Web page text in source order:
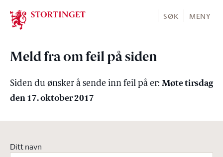
Stortinget.no
SØK MENY
Meld fra om feil på siden
Siden du ønsker å sende inn feil på er: Møte tirsdag
den 17. oktober 2017
Ditt navn